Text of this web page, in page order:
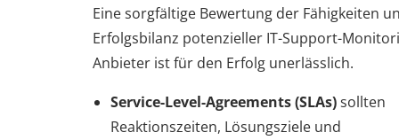
Eine sorgfältige Bewertung der Fähigkeiten
Erfolgsbilanz potenzieller IT-Support-
Anbieter ist für den Erfolg unerlässlich.
Service-Level-Agreements (SLAs)sollten
Reaktionszeiten, Lösungsziele und